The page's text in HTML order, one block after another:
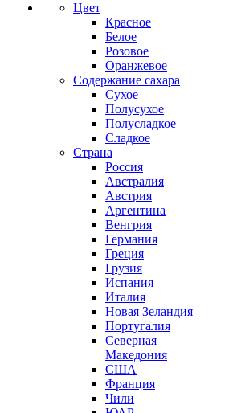
Цвет
Красное
Белое
Розовое
Оранжевое
Содержание сахара
Сухое
Полусухое
Полусладкое
Сладкое
Страна
Россия
Австралия
Австрия
Аргентина
Венгрия
Германия
Греция
Грузия
Испания
Италия
Новая Зеландия
Португалия
Северная
Македония
США
Франция
Чили